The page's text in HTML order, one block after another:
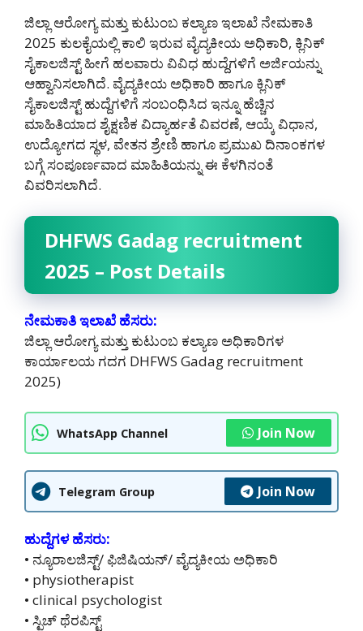
ಜಿಲ್ಲಾ ಆರೋಗ್ಯ ಮತ್ತು ಕುಟುಂಬ ಕಲ್ಯಾಣ ಇಲಾಖೆ ನೇಮಕಾತಿ
2025 ಕುಲಕೈಯಲ್ಲಿ ಕಾಲಿ ಇರುವ ವೈದ್ಯಕೀಯ ಅಧಿಕಾರಿ, ಕ್ಲಿನಿಕ್
ಸೈಕಾಲಜಿಸ್ಟ್ ಹೀಗೆ ಹಲವಾರು ವಿವಿಧ ಹುದ್ದೆಗಳಿಗೆ ಅರ್ಜಿಯನ್ನು
ಆಹ್ವಾನಿಸಲಾಗಿದೆ. ವೈದ್ಯಕೀಯ ಅಧಿಕಾರಿ ಹಾಗೂ ಕ್ಲಿನಿಕ್
ಸೈಕಾಲಜಿಸ್ಟ್ ಹುದ್ದೆಗಳಿಗೆ ಸಂಬಂಧಿಸಿದ ಇನ್ನೂ ಹೆಚ್ಚಿನ
ಮಾಹಿತಿಯಾದ ಶೈಕ್ಷಣಿಕ ವಿದ್ಯಾರ್ಹತೆ ವಿವರಣೆ, ಆಯ್ಕೆ ವಿಧಾನ,
ಉದ್ಯೋಗದ ಸ್ಥಳ, ವೇತನ ಶ್ರೇಣಿ ಹಾಗೂ ಪ್ರಮುಖ ದಿನಾಂಕಗಳ
ಬಗ್ಗೆ ಸಂಪೂರ್ಣವಾದ ಮಾಹಿತಿಯನ್ನು ಈ ಕೆಳಗಿನಂತೆ
ವಿವರಿಸಲಾಗಿದೆ.
DHFWS Gadag recruitment
2025 – Post Details
ನೇಮಕಾತಿ ಇಲಾಖೆ ಹೆಸರು:
ಜಿಲ್ಲಾ ಆರೋಗ್ಯ ಮತ್ತು ಕುಟುಂಬ ಕಲ್ಯಾಣ ಅಧಿಕಾರಿಗಳ
ಕಾರ್ಯಾಲಯ ಗದಗ DHFWS Gadag recruitment
2025)
WhatsApp Channel Join Now
Telegram Group Join Now
ಹುದ್ದೆಗಳ ಹೆಸರು:
• ನ್ಯೂರಾಲಜಿಸ್ಟ್/ ಫಿಜಿಷಿಯನ್/ ವೈದ್ಯಕೀಯ ಅಧಿಕಾರಿ
• physiotherapist
• clinical psychologist
• ಸ್ಛಿಚ್ ಥೆರಪಿಸ್ಟ್